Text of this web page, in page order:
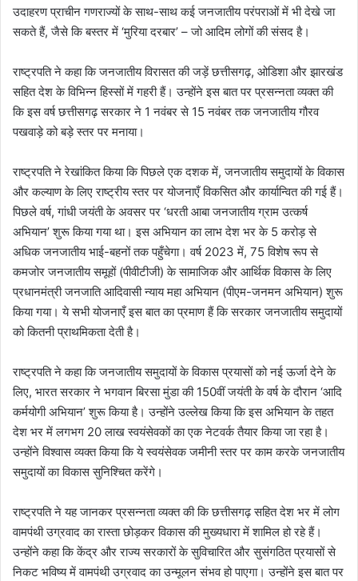
उदाहरण प्राचीन गणराज्यों के साथ-साथ कई जनजातीय परंपराओं में भी देखे जा
सकते हैं, जैसे कि बस्तर में ‘मुरिया दरबार’ – जो आदिम लोगों की संसद है।
राष्ट्रपति ने कहा कि जनजातीय विरासत की जड़ें छत्तीसगढ़, ओडिशा और झारखंड
सहित देश के विभिन्न हिस्सों में गहरी हैं। उन्होंने इस बात पर प्रसन्नता व्यक्त की
कि इस वर्ष छत्तीसगढ़ सरकार ने 1 नवंबर से 15 नवंबर तक जनजातीय गौरव
पखवाड़े को बड़े स्तर पर मनाया।
राष्ट्रपति ने रेखांकित किया कि पिछले एक दशक में, जनजातीय समुदायों के विकास
और कल्याण के लिए राष्ट्रीय स्तर पर योजनाएँ विकसित और कार्यान्वित की गई हैं।
पिछले वर्ष, गांधी जयंती के अवसर पर ‘धरती आबा जनजातीय ग्राम उत्कर्ष
अभियान’ शुरू किया गया था। इस अभियान का लाभ देश भर के 5 करोड़ से
अधिक जनजातीय भाई-बहनों तक पहुँचेगा। वर्ष 2023 में, 75 विशेष रूप से
कमजोर जनजातीय समूहों (पीवीटीजी) के सामाजिक और आर्थिक विकास के लिए
प्रधानमंत्री जनजाति आदिवासी न्याय महा अभियान (पीएम-जनमन अभियान) शुरू
किया गया। ये सभी योजनाएँ इस बात का प्रमाण हैं कि सरकार जनजातीय समुदायों
को कितनी प्राथमिकता देती है।
राष्ट्रपति ने कहा कि जनजातीय समुदायों के विकास प्रयासों को नई ऊर्जा देने के
लिए, भारत सरकार ने भगवान बिरसा मुंडा की 150वीं जयंती के वर्ष के दौरान ‘आदि
कर्मयोगी अभियान’ शुरू किया है। उन्होंने उल्लेख किया कि इस अभियान के तहत
देश भर में लगभग 20 लाख स्वयंसेवकों का एक नेटवर्क तैयार किया जा रहा है।
उन्होंने विश्वास व्यक्त किया कि ये स्वयंसेवक जमीनी स्तर पर काम करके जनजातीय
समुदायों का विकास सुनिश्चित करेंगे।
राष्ट्रपति ने यह जानकर प्रसन्नता व्यक्त की कि छत्तीसगढ़ सहित देश भर में लोग
वामपंथी उग्रवाद का रास्ता छोड़कर विकास की मुख्यधारा में शामिल हो रहे हैं।
उन्होंने कहा कि केंद्र और राज्य सरकारों के सुविचारित और सुसंगठित प्रयासों से
निकट भविष्य में वामपंथी उग्रवाद का उन्मूलन संभव हो पाएगा। उन्होंने इस बात पर